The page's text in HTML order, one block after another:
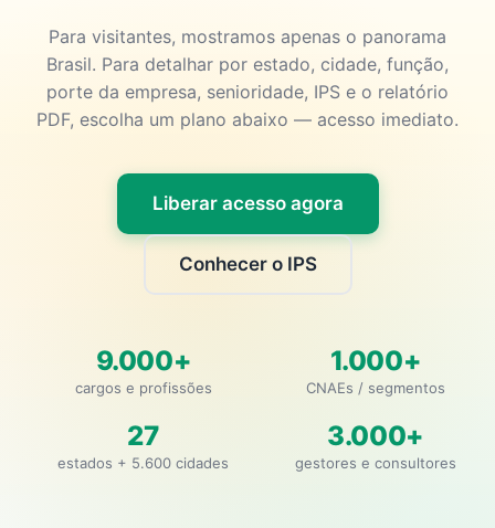
Para visitantes, mostramos apenas o panorama
Brasil. Para detalhar por estado, cidade, função,
porte da empresa, senioridade, IPS e o relatório
PDF, escolha um plano abaixo — acesso imediato.
Liberar acesso agora
Conhecer o IPS
9.000+
cargos e profissões
1.000+
CNAEs / segmentos
27
estados + 5.600 cidades
3.000+
gestores e consultores